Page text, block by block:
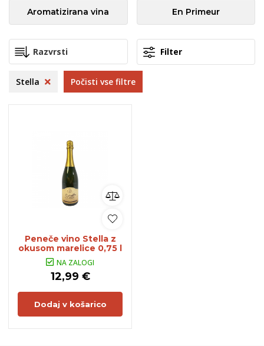
Aromatizirana vina En Primeur
Filter
Stella Počisti vse filtre
Peneče vino Stella z
okusom marelice 0,75 l
NA ZALOGI
12,99 €
Dodaj v košarico